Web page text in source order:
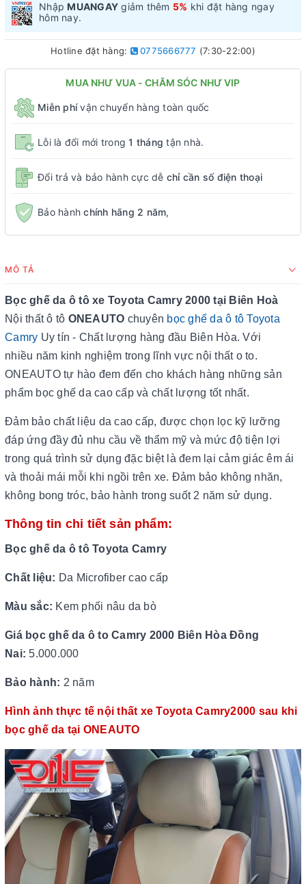
Nhập MUANGAY giảm thêm 5% khi đặt hàng ngay
hôm nay.
Hotline đặt hàng: 0775666777 (7:30-22:00)
MUA NHƯ VUA - CHĂM SÓC NHƯ VIP
Miễn phívận chuyển hàng toàn quốc
Lỗi là đổi mới trong1 tháng tận nhà.
Đổi trả và bảo hành cực dễ chỉ cần số điện thoại
Bảo hànhchính hãng 2 năm,
MÔ TẢ
Bọc ghế da ô tô xe Toyota Camry 2000 tại Biên Hoà
Nội thất ô tô ONEAUTO chuyên bọc ghế da ô tô Toyota
Camry Uy tín - Chất lượng hàng đầu Biên Hòa. Với
nhiều năm kinh nghiệm trong lĩnh vực nội thất o to.
ONEAUTO tự hào đem đến cho khách hàng những sản
phẩm bọc ghế da cao cấp và chất lượng tốt nhất.
Đảm bảo chất liệu da cao cấp, được chọn lọc kỹ lưỡng
đáp ứng đầy đủ nhu cầu về thẩm mỹ và mức độ tiện lợi
trong quá trình sử dụng đặc biệt là đem lại cảm giác êm ái
và thoải mái mỗi khi ngồi trên xe. Đảm bảo không nhăn,
không bong tróc, bảo hành trong suốt 2 năm sử dụng.
Thông tin chi tiết sản phẩm:
Bọc ghế da ô tô Toyota Camry
Chất liệu: Da Microfiber cao cấp
Màu sắc: Kem phối nâu da bò
Giá bọc ghế da ô to Camry 2000 Biên Hòa Đồng
Nai: 5.000.000
Bảo hành: 2 năm
Hình ảnh thực tế nội thất xe Toyota Camry2000 sau khi
bọc ghế da tại ONEAUTO